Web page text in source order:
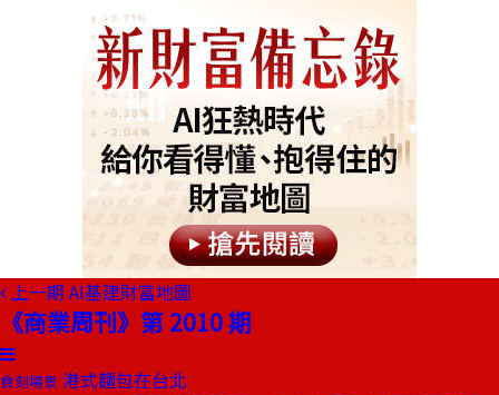
上一期 AI基建財富地圖
《商業周刊》第 2010 期
食刻場景 港式麵包在台北